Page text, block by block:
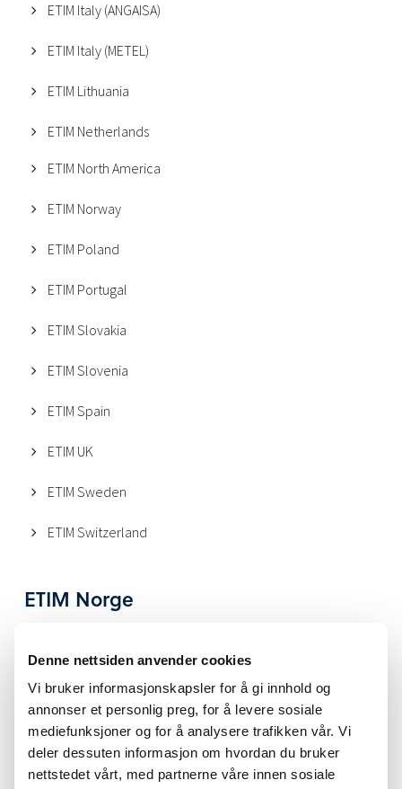
Denne nettsiden anvender cookies
Vi bruker informasjonskapsler for å gi innhold og
annonser et personlig preg, for å levere sosiale
mediefunksjoner og for å analysere trafikken vår. Vi
deler dessuten informasjon om hvordan du bruker
nettstedet vårt, med partnerne våre innen sosiale
ETIM Italy (ANGAISA)
ETIM Italy (METEL)
ETIM Lithuania
ETIM Netherlands
ETIM North America
ETIM Norway
ETIM Poland
ETIM Portugal
ETIM Slovakia
ETIM Slovenia
ETIM Spain
ETIM UK
ETIM Sweden
ETIM Switzerland
ETIM Norge
førersetet i Brussel. For kontakt med ETIM Norge, se
detaljene nedenfor.
Kontor
Vollsveien 19
1366 Lysaker, Norge